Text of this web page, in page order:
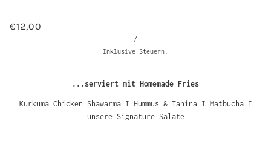
€12,00
/
Inklusive Steuern.
...serviert mit Homemade Fries
Kurkuma Chicken Shawarma I Hummus & Tahina I Matbucha I
unsere Signature Salate